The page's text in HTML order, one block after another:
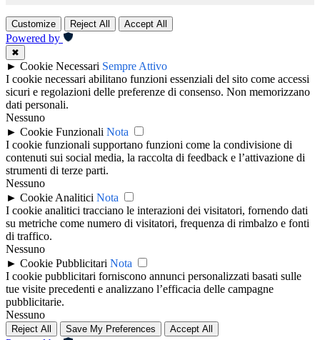
Customize Reject All Accept All
Powered by
✖
► Cookie Necessari Sempre Attivo
I cookie necessari abilitano funzioni essenziali del sito come accessi
sicuri e regolazioni delle preferenze di consenso. Non memorizzano
dati personali.
Nessuno
► Cookie Funzionali Nota
I cookie funzionali supportano funzioni come la condivisione di
contenuti sui social media, la raccolta di feedback e l’attivazione di
strumenti di terze parti.
Nessuno
► Cookie Analitici Nota
I cookie analitici tracciano le interazioni dei visitatori, fornendo dati
su metriche come numero di visitatori, frequenza di rimbalzo e fonti
di traffico.
Nessuno
► Cookie Pubblicitari Nota
I cookie pubblicitari forniscono annunci personalizzati basati sulle
tue visite precedenti e analizzano l’efficacia delle campagne
pubblicitarie.
Nessuno
Reject All Save My Preferences Accept All